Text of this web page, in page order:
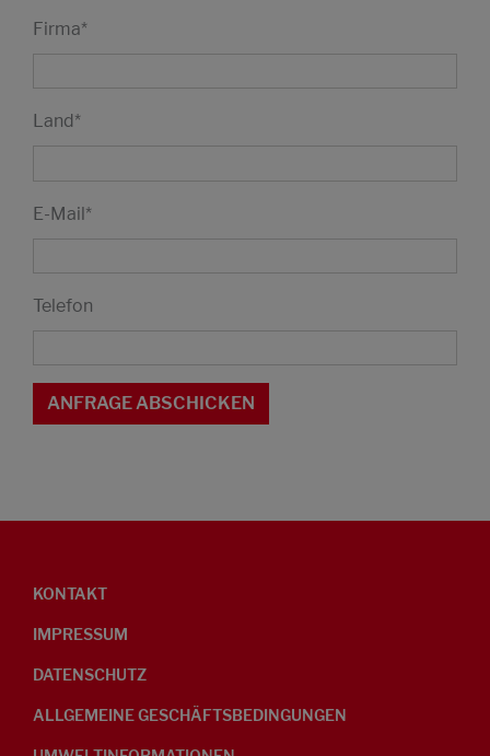
Firma*
Land*
E-Mail*
Telefon
KONTAKT
IMPRESSUM
DATENSCHUTZ
ALLGEMEINE GESCHÄFTSBEDINGUNGEN